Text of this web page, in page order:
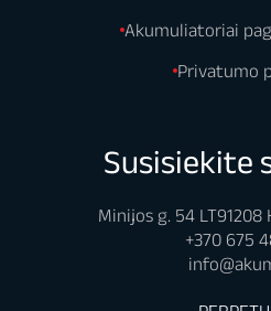
Akumuliatoriai
Privatumo
Susisiekite
Minijos g. 54 LT91208
+370 675